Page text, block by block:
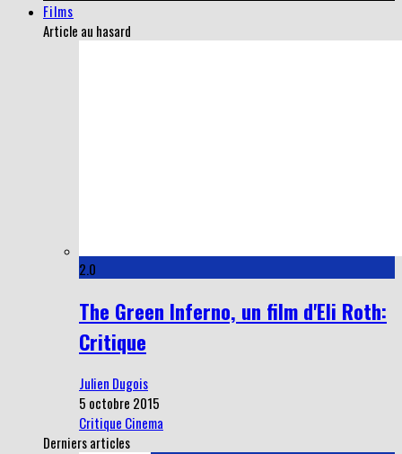
Films
Article au hasard
2.0
The Green Inferno, un film d'Eli Roth:
Critique
Julien Dugois
5 octobre 2015
Critique Cinema
Derniers articles